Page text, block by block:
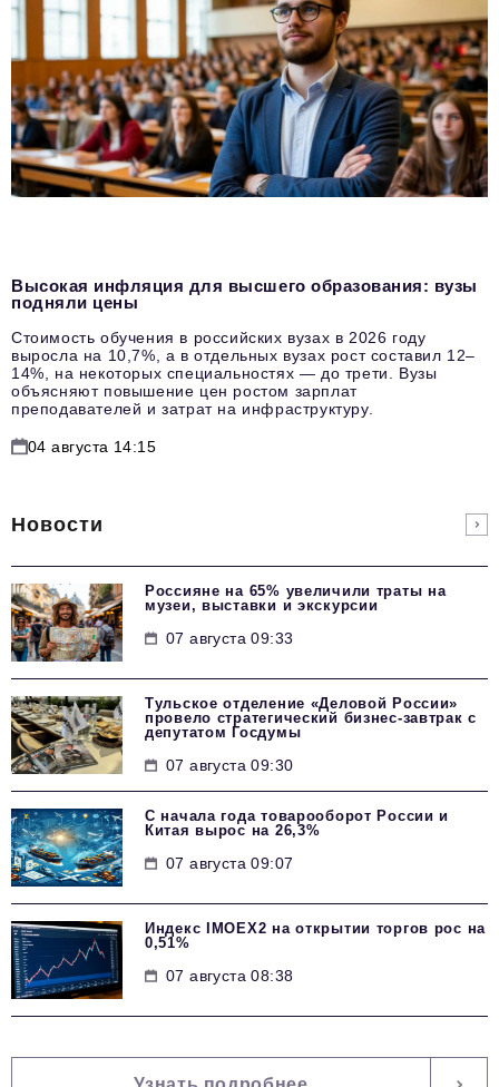
Высокая инфляция для высшего образования: вузы
подняли цены
Стоимость обучения в российских вузах в 2026 году
выросла на 10,7%, а в отдельных вузах рост составил 12–
14%, на некоторых специальностях — до трети. Вузы
объясняют повышение цен ростом зарплат
преподавателей и затрат на инфраструктуру.
04 августа 14:15
Новости
Россияне на 65% увеличили траты на
музеи, выставки и экскурсии
07 августа 09:33
Тульское отделение «Деловой России»
провело стратегический бизнес-завтрак с
депутатом Госдумы
07 августа 09:30
С начала года товарооборот России и
Китая вырос на 26,3%
07 августа 09:07
Индекс IMOEX2 на открытии торгов рос на
0,51%
07 августа 08:38